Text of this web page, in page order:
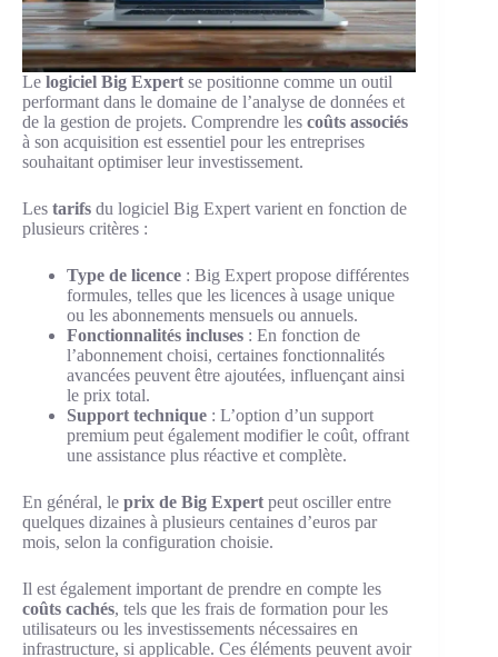
Le logiciel Big Expert se positionne comme un outil
performant dans le domaine de l’analyse de données et
de la gestion de projets. Comprendre les coûts associés
à son acquisition est essentiel pour les entreprises
souhaitant optimiser leur investissement.
Les tarifs du logiciel Big Expert varient en fonction de
plusieurs critères :
Type de licence : Big Expert propose différentes
formules, telles que les licences à usage unique
ou les abonnements mensuels ou annuels.
Fonctionnalités incluses : En fonction de
l’abonnement choisi, certaines fonctionnalités
avancées peuvent être ajoutées, influençant ainsi
le prix total.
Support technique : L’option d’un support
premium peut également modifier le coût, offrant
une assistance plus réactive et complète.
En général, le prix de Big Expert peut osciller entre
quelques dizaines à plusieurs centaines d’euros par
mois, selon la configuration choisie.
Il est également important de prendre en compte les
coûts cachés, tels que les frais de formation pour les
utilisateurs ou les investissements nécessaires en
infrastructure, si applicable. Ces éléments peuvent avoir